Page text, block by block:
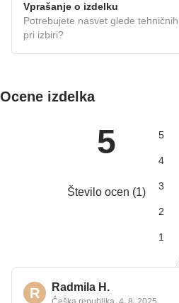
Vprašanje o izdelku
Potrebujete nasvet glede
pri izbiri?
Ocene izdelka
5
Število ocen (1)
5
4
3
2
1
R Radmila H.